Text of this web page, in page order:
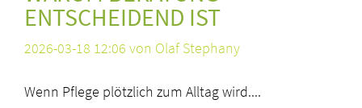
ENTSCHEIDEND IST
2026-03-18 12:06 von Olaf Stephany
Wenn Pflege plötzlich zum Alltag wird....